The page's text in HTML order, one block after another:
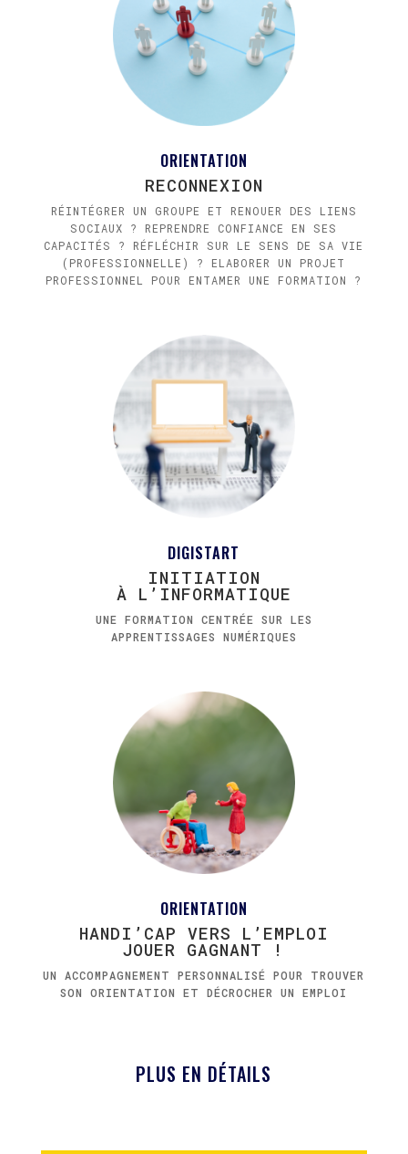
ORIENTATION
RECONNEXION
RÉINTÉGRER UN GROUPE ET RENOUER DES LIENS
SOCIAUX ? REPRENDRE CONFIANCE EN SES
CAPACITÉS ? RÉFLÉCHIR SUR LE SENS DE SA VIE
(PROFESSIONNELLE) ? ELABORER UN PROJET
PROFESSIONNEL POUR ENTAMER UNE FORMATION ?
DIGISTART
INITIATION
À L’INFORMATIQUE
UNE FORMATION CENTRÉE SUR LES
APPRENTISSAGES NUMÉRIQUES
ORIENTATION
HANDI’CAP VERS L’EMPLOI
JOUER GAGNANT !
UN ACCOMPAGNEMENT PERSONNALISÉ POUR TROUVER
SON ORIENTATION ET DÉCROCHER UN EMPLOI
PLUS EN DÉTAILS